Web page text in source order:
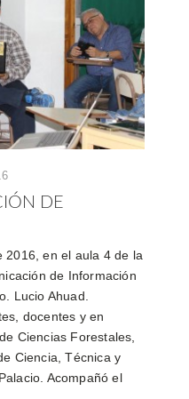
DE
2016, en el aula 4 de la
de Información
Lucio Ahuad.
docentes y en
Ciencias Forestales,
Ciencia, Técnica y
Acompañó el